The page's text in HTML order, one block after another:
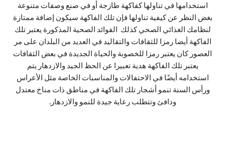
استخدامها في تناولها كفاكهة طازجة أو في صنع وصفات متنوعة
بغض النظر عن كيفية تناولها فإن تلك الفاكهة سيكون إضافة ممتازة
لنظامك الغذائي الصحي كذلك الفوائد الصحية المذكورة يعتبر تلك
الفاكهة أيضا رمزا للثقافات والتقاليد في العديد من البلدان على مر
العصور كان يعتبر رمزا للخصوبة والحياة الجديدة في بعض الثقافات
يعتبر تلك الفاكهة هدية تعبيرا عن الحظ الجيد والازدهار يتم
استخدامه أيضًا في الاحتفالات والمناسبات الخاصة مثل الأعراس
ورأس السنة تنمو أشجار تلك الفاكهة في مناطق ذات مناخ معتدل
ودافئ وتتطلب رعاية جيدة للنمو والازدهار.